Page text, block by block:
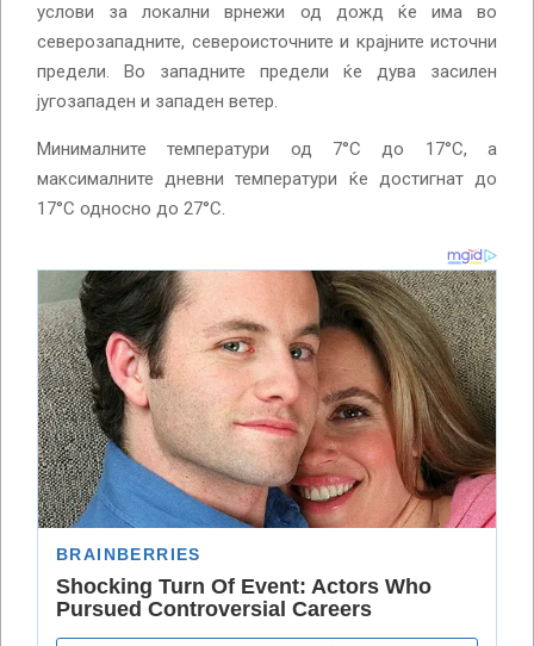
услови за локални врнежи од дожд ќе има во
северозападните, североисточните и крајните источни
предели. Во западните предели ќе дува засилен
југозападен и западен ветер.
Минималните температури од 7°C до 17°C, а
максималните дневни температури ќе достигнат до
17°C односно до 27°C.